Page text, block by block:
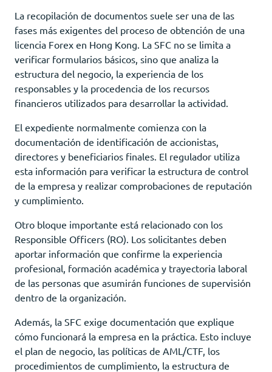
La recopilación de documentos suele ser una de las
fases más exigentes del proceso de obtención de una
licencia Forex en Hong Kong. La SFC no se limita a
verificar formularios básicos, sino que analiza la
estructura del negocio, la experiencia de los
responsables y la procedencia de los recursos
financieros utilizados para desarrollar la actividad.
El expediente normalmente comienza con la
documentación de identificación de accionistas,
directores y beneficiarios finales. El regulador utiliza
esta información para verificar la estructura de control
de la empresa y realizar comprobaciones de reputación
y cumplimiento.
Otro bloque importante está relacionado con los
Responsible Officers (RO). Los solicitantes deben
aportar información que confirme la experiencia
profesional, formación académica y trayectoria laboral
de las personas que asumirán funciones de supervisión
dentro de la organización.
Además, la SFC exige documentación que explique
cómo funcionará la empresa en la práctica. Esto incluye
el plan de negocio, las políticas de AML/CTF, los
procedimientos de cumplimiento, la estructura de